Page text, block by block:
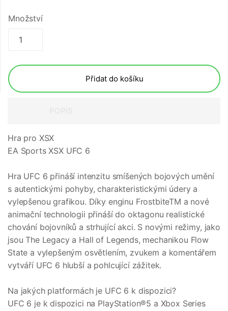
Množství
Přidat do košíku
Hra pro XSX
EA Sports XSX UFC 6
Hra UFC 6 přináší intenzitu smíšených bojových umění
s autentickými pohyby, charakteristickými údery a
vylepšenou grafikou. Díky enginu FrostbiteTM a nové
animační technologii přináší do oktagonu realistické
chování bojovníků a strhující akci. S novými režimy, jako
jsou The Legacy a Hall of Legends, mechanikou Flow
State a vylepšeným osvětlením, zvukem a komentářem
vytváří UFC 6 hlubší a pohlcující zážitek.
Na jakých platformách je UFC 6 k dispozici?
UFC 6 je k dispozici na PlayStation®5 a Xbox Series